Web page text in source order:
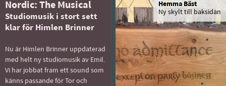
Nordic: The Musical
Studiomusik i stort sett
klar för Himlen Brinner
Nu är Himlen Brinner uppdaterad
med helt ny studiomusik av Emil.
Vi har jobbat fram ett sound som
känns passande för Tor och
Hemma Bäst
Ny skylt till baksidan